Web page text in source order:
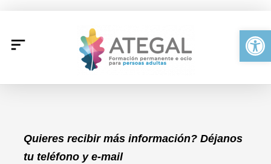
contenido
Quieres recibir más información? Déjanos
tu teléfono y e-mail